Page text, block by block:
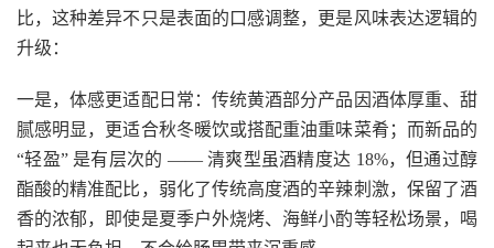
比，这种差异不只是表面的口感调整，更是风味表达逻辑的
升级：
一是，体感更适配日常：传统黄酒部分产品因酒体厚重、甜
腻感明显，更适合秋冬暖饮或搭配重油重味菜肴；而新品的
“轻盈” 是有层次的 —— 清爽型虽酒精度达 18%，但通过醇
酯酸的精准配比，弱化了传统高度酒的辛辣刺激，保留了酒
香的浓郁，即使是夏季户外烧烤、海鲜小酌等轻松场景，喝